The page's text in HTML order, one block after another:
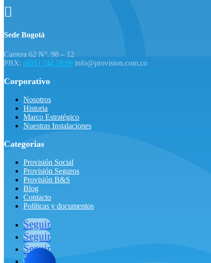

Sede Bogotá
Carrera 62 N°. 98 – 12
PBX: (601) 744 78 99 info@provision.com.co
Corporativo
Nosotros
Historia
Marco Estratégico
Nuestras Instalaciones
Categorias
Provisión Social
Provisión Seguros
Provisión B&S
Blog
Contacto
Políticas y documentos
Seguir
Seguir
Seguir
Seguir